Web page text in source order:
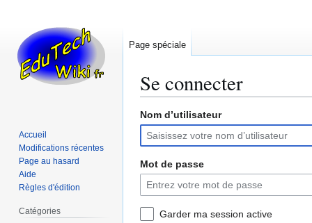
Se connecter
Aller
la
navigation
Aller
la
recherche
Nom d’utilisateur
Mot de passe
Garder ma session active
Page spéciale
Accueil
Modifications récentes
Page au hasard
Aide
Règles d'édition
Catégories